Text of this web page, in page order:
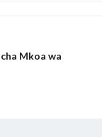
Mkoa wa